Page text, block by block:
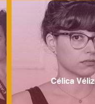
Célica Véliz